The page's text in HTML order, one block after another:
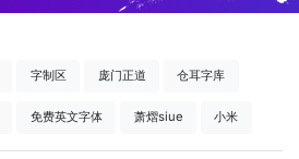
字制区 庞门正道 仓耳字库
免费英文字体 萧熠siue 小米